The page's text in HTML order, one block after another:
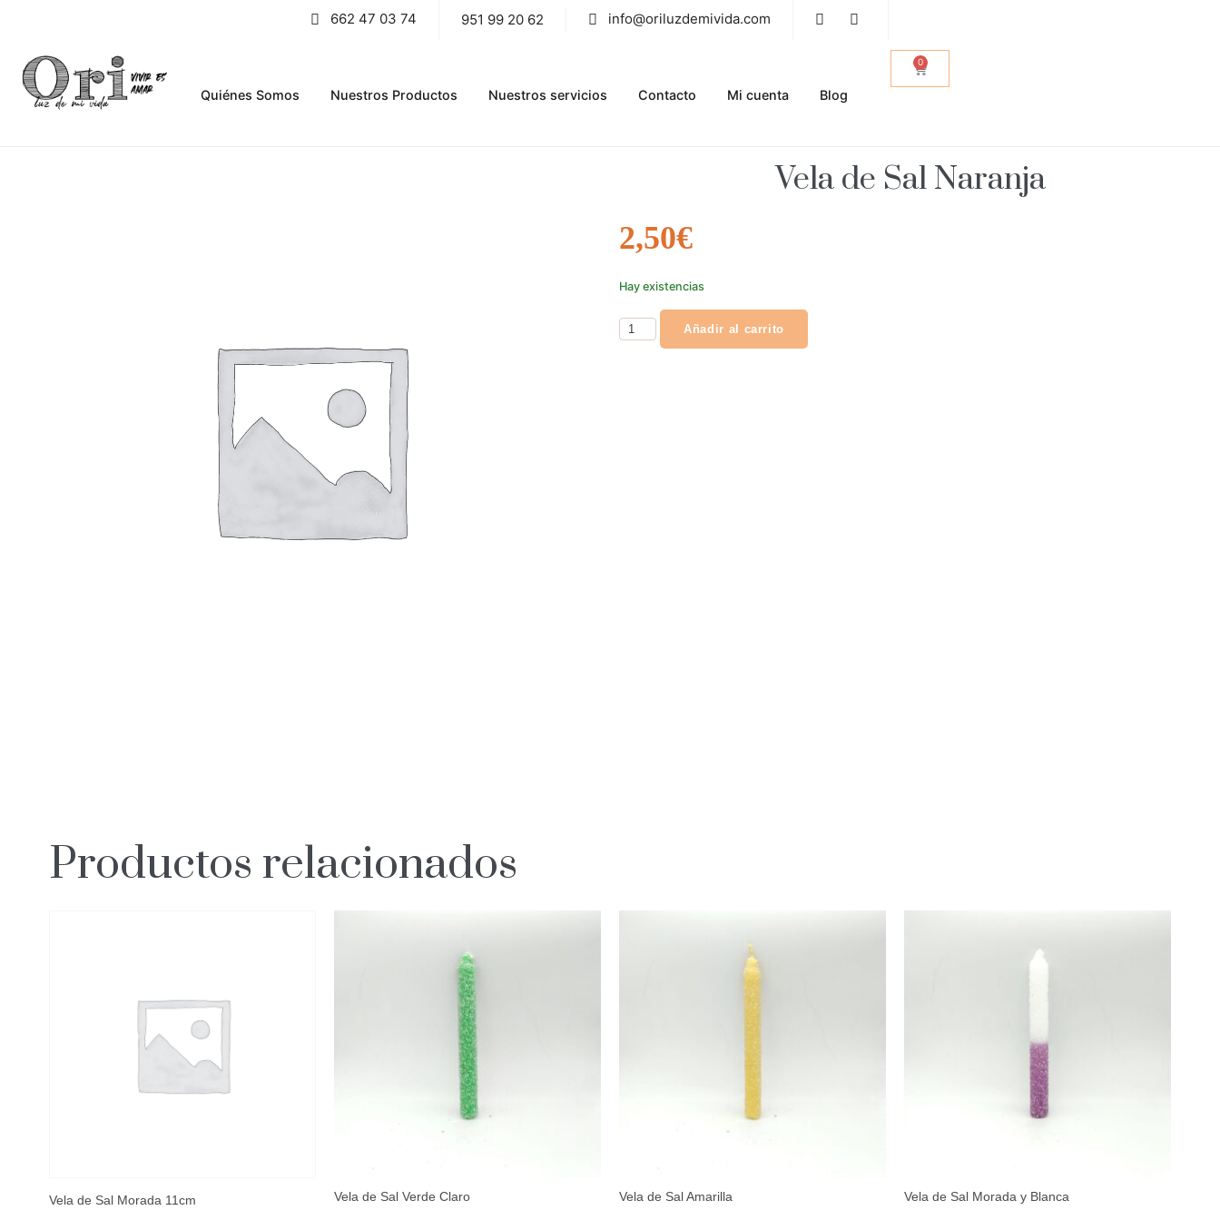
662 47 03 74 951 99 20 62 info@oriluzdemivida.com
Quiénes Somos Nuestros Productos Nuestros servicios Contacto Mi cuenta Blog
0
Vela de Sal Naranja
2,50€
Hay existencias
Añadir al carrito
Productos relacionados
Vela de Sal Morada 11cm Vela de Sal Verde Claro Vela de Sal Amarilla Vela de Sal Morada y Blanca